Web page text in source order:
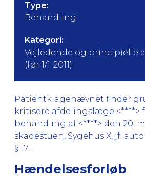
Type:
Behandling
Kategori:
Vejledende og principielle
(før 1/1-2011)
Patientklagenævnet finder
kritisere afdelingslæge <****>
behandling af <****> den 20,
skadestuen, Sygehus X, jf.
§ 17.
Hændelsesforløb